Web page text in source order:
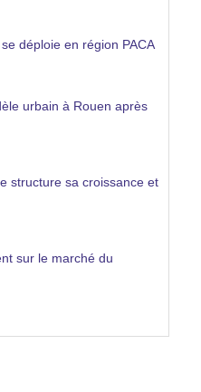
déploie en région PACA
urbain à Rouen après
structure sa croissance et
sur le marché du